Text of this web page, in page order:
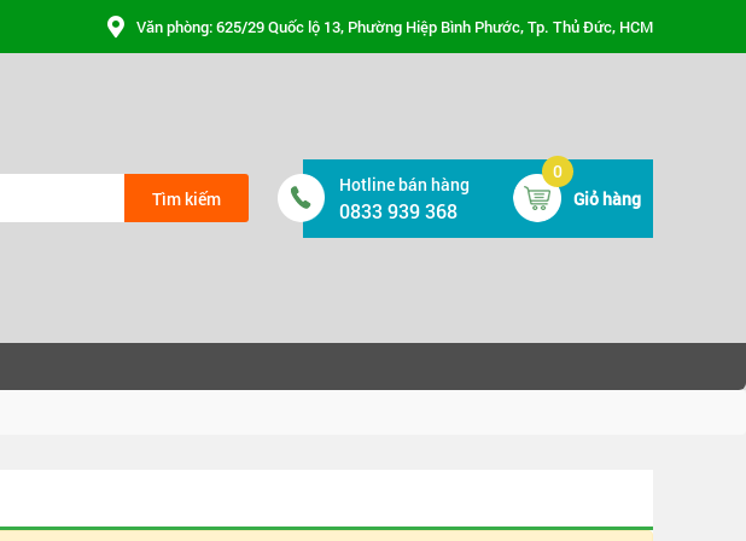
Văn phòng: 625/29 Quốc lộ 13, Phường Hiệp Bình Phước, Tp. Thủ Đức, HCM
Tìm kiếm
Hotline bán hàng
0833 939 368 Giỏ hàng
0